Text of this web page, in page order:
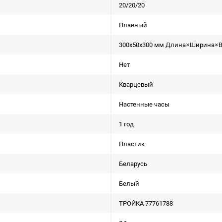
20/20/20
Плавный
300x50x300 мм
Нет
Кварцевый
Настенные часы
1 год
Пластик
Беларусь
Белый
ТРОЙКА 77761788